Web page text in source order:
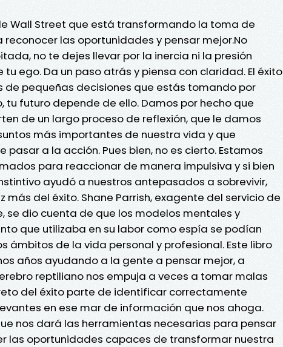
Wall Street que está transformando la toma de
reconocer las oportunidades y pensar mejor.No
no te dejes llevar por la inercia ni la presión
ego. Da un paso atrás y piensa con claridad. El éxito
de pequeñas decisiones que estás tomando por
tu futuro depende de ello. Damos por hecho que
de un largo proceso de reflexión, que le damos
más importantes de nuestra vida y que
pasar a la acción. Pues bien, no es cierto. Estamos
para reaccionar de manera impulsiva y si bien
ayudó a nuestros antepasados a sobrevivir,
más del éxito. Shane Parrish, exagente del servicio de
se dio cuenta de que los modelos mentales y
que utilizaba en su labor como espía se podían
ámbitos de la vida personal y profesional. Este libro
años ayudando a la gente a pensar mejor, a
reptiliano nos empuja a veces a tomar malas
del éxito parte de identificar correctamente
en ese mar de información que nos ahoga.
nos dará las herramientas necesarias para pensar
las oportunidades capaces de transformar nuestra